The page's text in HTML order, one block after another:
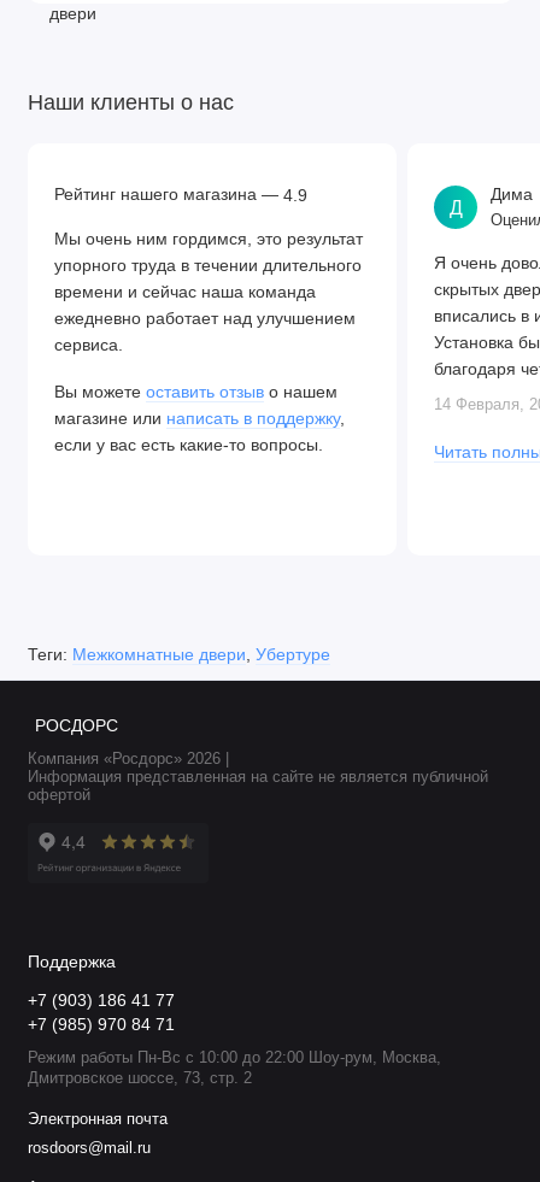
Наши клиенты о нас
Рейтинг нашего магазина — 4.9
Мы очень ним гордимся, это результат
упорного труда в течении длительного
времени и сейчас наша команда
ежедневно работает над улучшением
сервиса.
Вы можете оставить отзыв о нашем
магазине или написать в поддержку,
если у вас есть какие-то вопросы.
Д
Дима
Я очень
скрытых
вписались в
Установка
благодаря
Алексея.
14 Февраля,
Читать
Теги: Межкомнатные двери Убертуре
РОСДОРС
Компания «Росдорс» 2026 |
Информация представленная на сайте не является публичной
офертой
Поддержка
+7 (903) 186 41 77
+7 (985) 970 84 71
Режим работы Пн-Вс с 10:00 до 22:00 Шоу-рум, Москва,
Дмитровское шоссе, 73, стр. 2
Электронная почта
rosdoors@mail.ru